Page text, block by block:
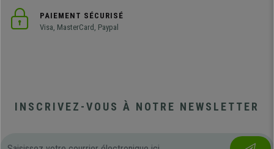
PAIEMENT SÉCURISÉ
Visa, MasterCard, Paypal
INSCRIVEZ-VOUS À NOTRE NEWSLETTER